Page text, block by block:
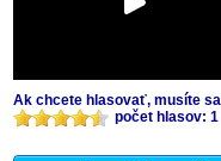
Ak chcete hlasovať, musíte
počet hlasov: 1